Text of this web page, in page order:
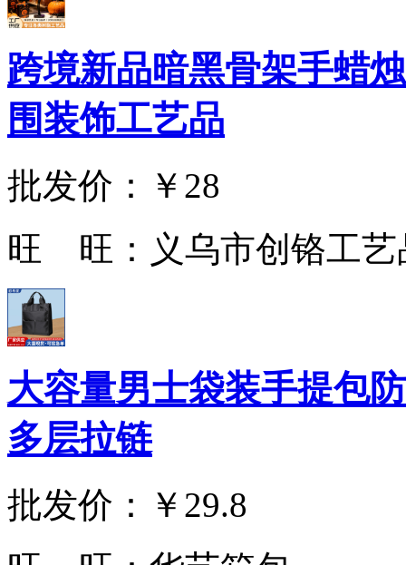
跨境新品暗黑骨架手蜡
围装饰工艺品
批发价：
￥28
旺 旺： 义乌市创铬工
大容量男士袋装手提包
多层拉链
批发价：
￥29.8